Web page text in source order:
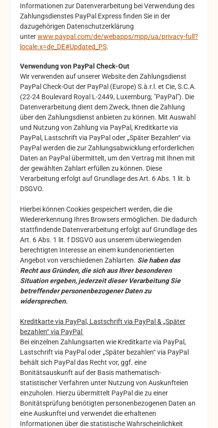
Informationen zur Datenverarbeitung bei Verwendung des
Zahlungsdienstes PayPal Express finden Sie in der
dazugehörigen Datenschutzerklärung
unterwww.paypal.com/de/webapps/mpp/ua/privacy-full?
locale.x=de_DE#Updated_PS.
Verwendung von PayPal Check-Out
Wir verwenden auf unserer Website den Zahlungsdienst
PayPal Check-Out der PayPal (Europe) S.à.r.l. et Cie, S.C.A.
(22-24 Boulevard Royal L-2449, Luxemburg; "PayPal"). Die
Datenverarbeitung dient dem Zweck, Ihnen die Zahlung
über den Zahlungsdienst anbieten zu können. Mit Auswahl
und Nutzung von Zahlung via PayPal, Kreditkarte via
PayPal, Lastschrift via PayPal oder „Später Bezahlen“ via
PayPal werden die zur Zahlungsabwicklung erforderlichen
Daten an PayPal übermittelt, um den Vertrag mit Ihnen mit
der gewählten Zahlart erfüllen zu können. Diese
Verarbeitung erfolgt auf Grundlage des Art. 6 Abs. 1 lit. b
DSGVO.
Hierbei können Cookies gespeichert werden, die die
Wiedererkennung Ihres Browsers ermöglichen. Die dadurch
stattfindende Datenverarbeitung erfolgt auf Grundlage des
Art. 6 Abs. 1 lit. f DSGVO aus unserem überwiegenden
berechtigten Interesse an einem kundenorientierten
Angebot von verschiedenen Zahlarten. Sie haben das
Recht aus Gründen, die sich aus Ihrer besonderen
Situation ergeben, jederzeit dieser Verarbeitung Sie
betreffender personenbezogener Daten zu
widersprechen.
Kreditkarte via PayPal, Lastschrift via PayPal & „Später
bezahlen“ via PayPal
Bei einzelnen Zahlungsarten wie Kreditkarte via PayPal,
Lastschrift via PayPal oder „Später bezahlen“ via PayPal
behält sich PayPal das Recht vor, ggf. eine
Bonitätsauskunft auf der Basis mathematisch-
statistischer Verfahren unter Nutzung von Auskunfteien
einzuholen. Hierzu übermittelt PayPal die zu einer
Bonitätsprüfung benötigten personenbezogenen Daten an
eine Auskunftei und verwendet die erhaltenen
Informationen über die statistische Wahrscheinlichkeit